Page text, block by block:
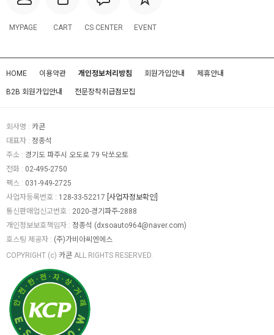
MYPAGE CART CS CENTER EVENT
HOME 이용약관 개인정보처리방침 회원가입안내 제휴안내
B2B 회원가입안내 전문장착취급점모집
회사명 : 카콘
대표자 : 정종석
주소 : 경기도 파주시 오도로 79 닥쏘오토
전화 : 02-495-2750
팩스 : 031-949-2725
사업자등록번호 : 128-33-52217 [사업자정보확인]
통신판매업신고번호 : 2020-경기파주-2888
개인정보보호책임자 : 정종석 (dxsoauto964@naver.com)
호스팅 제공자 : (주)가비아씨엔에스
COPYRIGHT (c) 카콘 ALL RIGHTS RESERVED.